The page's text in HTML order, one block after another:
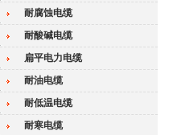
耐腐蚀电缆
耐酸碱电缆
扁平电力电缆
耐油电缆
耐低温电缆
耐寒电缆